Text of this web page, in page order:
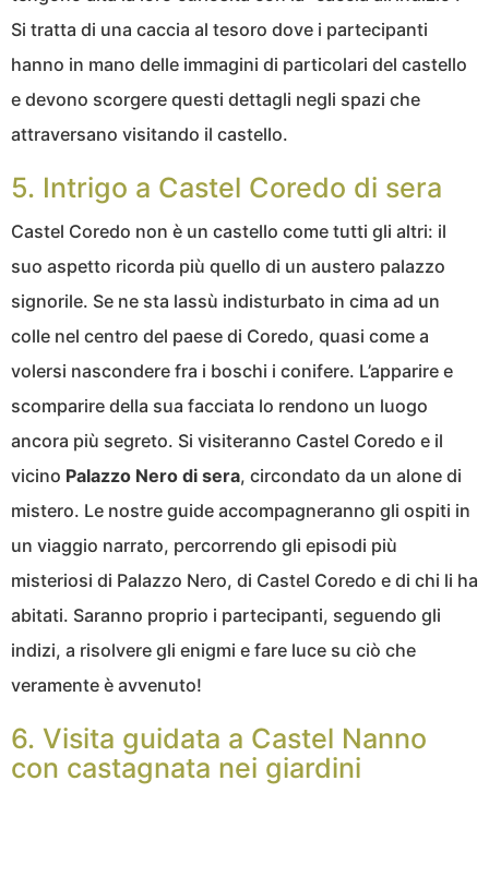
Si tratta di una caccia al tesoro dove i partecipanti
hanno in mano delle immagini di particolari del castello
e devono scorgere questi dettagli negli spazi che
attraversano visitando il castello.
5. Intrigo a Castel Coredo di sera
Castel Coredo non è un castello come tutti gli altri: il
suo aspetto ricorda più quello di un austero palazzo
signorile. Se ne sta lassù indisturbato in cima ad un
colle nel centro del paese di Coredo, quasi come a
volersi nascondere fra i boschi i conifere. L’apparire e
scomparire della sua facciata lo rendono un luogo
ancora più segreto. Si visiteranno Castel Coredo e il
vicino Palazzo Nero di sera, circondato da un alone di
mistero. Le nostre guide accompagneranno gli ospiti in
un viaggio narrato, percorrendo gli episodi più
misteriosi di Palazzo Nero, di Castel Coredo e di chi li ha
abitati. Saranno proprio i partecipanti, seguendo gli
indizi, a risolvere gli enigmi e fare luce su ciò che
veramente è avvenuto!
6. Visita guidata a Castel Nanno
con castagnata nei giardini